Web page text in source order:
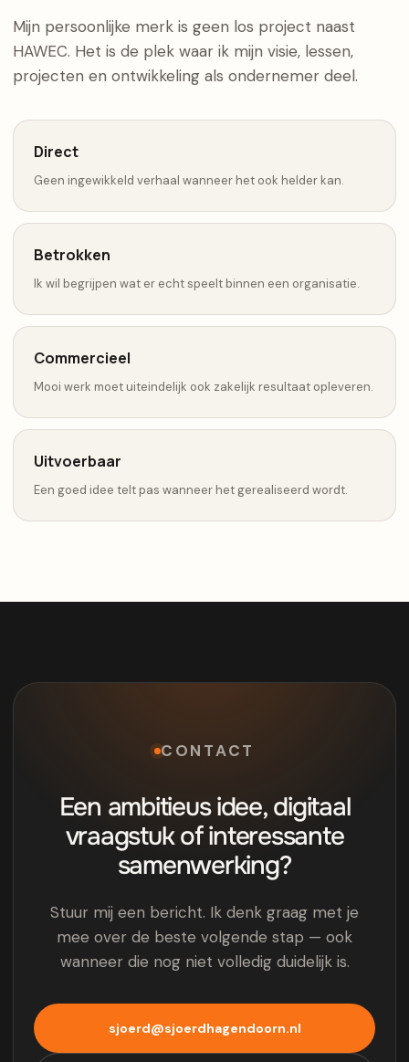
Mijn persoonlijke merk is geen los project naast
HAWEC. Het is de plek waar ik mijn visie, lessen,
projecten en ontwikkeling als ondernemer deel.
Direct
Geen ingewikkeld verhaal wanneer het ook helder kan.
Betrokken
Ik wil begrijpen wat er echt speelt binnen een organisatie.
Commercieel
Mooi werk moet uiteindelijk ook zakelijk resultaat opleveren.
Uitvoerbaar
Een goed idee telt pas wanneer het gerealiseerd wordt.
CONTACT
Een ambitieus idee, digitaal
vraagstuk of interessante
samenwerking?
Stuur mij een bericht. Ik denk graag met je
mee over de beste volgende stap — ook
wanneer die nog niet volledig duidelijk is.
sjoerd@sjoerdhagendoorn.nl